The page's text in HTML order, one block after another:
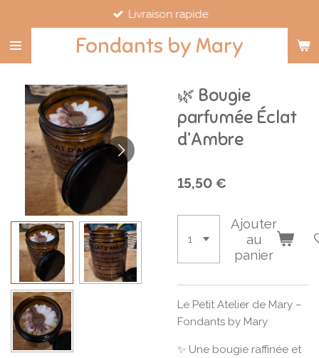
contenu
principal
Fondants by Mary
Livraison rapide
🌿 Bougie
parfumée Éclat
d’Ambre
15,50 €
Ajouter
au
panier
Le Petit Atelier de Mary –
Fondants by Mary
✨ Une bougie raffinée et